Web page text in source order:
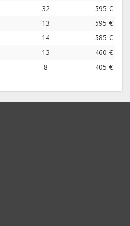
32
595 €
13
595 €
14
585 €
13
460 €
8 405 €